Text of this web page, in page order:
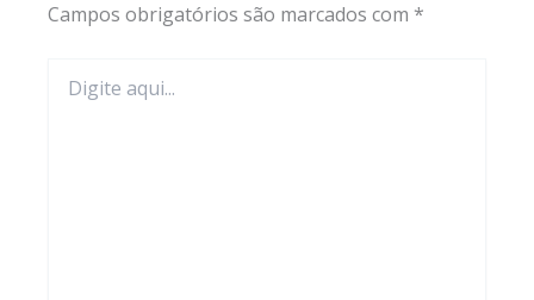
Campos obrigatórios são marcados com *
aqui...